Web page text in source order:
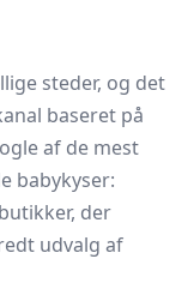
steder, og det
baseret på
af de mest
babykyser:
der
udvalg af